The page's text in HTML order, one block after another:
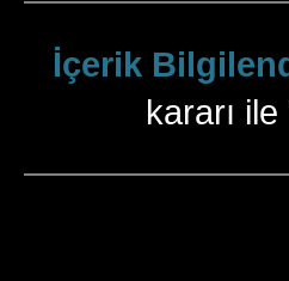
İçerik
kararı ile